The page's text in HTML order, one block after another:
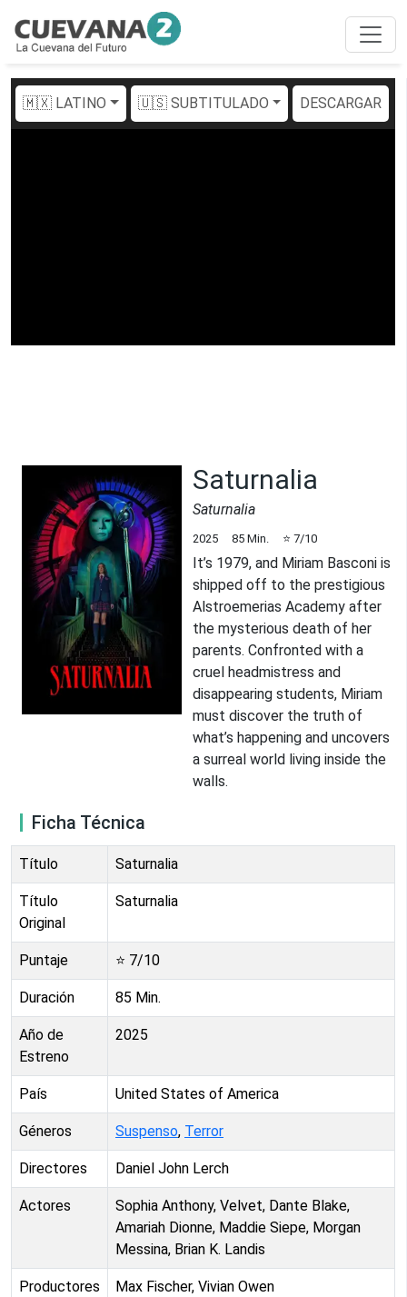
🇲🇽 LATINO 🇺🇸 SUBTITULADO DESCARGAR
Saturnalia
Saturnalia
2025 85 Min. ⭐ 7/10
It’s 1979, and Miriam Basconi is
shipped off to the prestigious
Alstroemerias Academy after
the mysterious death of her
parents. Confronted with a
cruel headmistress and
disappearing students, Miriam
must discover the truth of
what’s happening and uncovers
a surreal world living inside the
walls.
Ficha Técnica
Título Saturnalia
Título
Original
Saturnalia
Puntaje ⭐ 7/10
Duración 85 Min.
Año de
Estreno
2025
País United States of America
Géneros Suspenso, Terror
Directores Daniel John Lerch
Actores
Sophia Anthony, Velvet, Dante Blake,
Amariah Dionne, Maddie Siepe, Morgan
Messina, Brian K. Landis
Productores Max Fischer, Vivian Owen